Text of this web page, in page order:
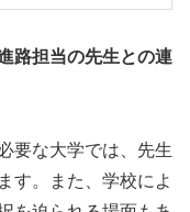
路担当の先生との連
要な大学では、先生
す。また、学校によ